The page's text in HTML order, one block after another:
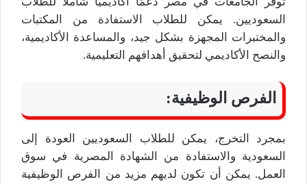
السعوديين. يمكن للطلاب الاستفادة من المكتبات
والمختبرات المجهزة بشكل جيد، والمساعدة الأكاديمية،
والنصح الأكاديمي لتحقيق أهدافهم التعليمية.
الفرص الوظيفية:
بمجرد التخرج، يمكن للطلاب السعوديين العودة إلى
السعودية والاستفادة من الشهادة المصرية في سوق
العمل. يمكن أن تكون لديهم مزيد من الفرص الوظيفية